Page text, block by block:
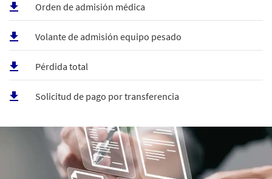
Orden de admisión médica
Volante de admisión equipo pesado
Pérdida total
Solicitud de pago por transferencia